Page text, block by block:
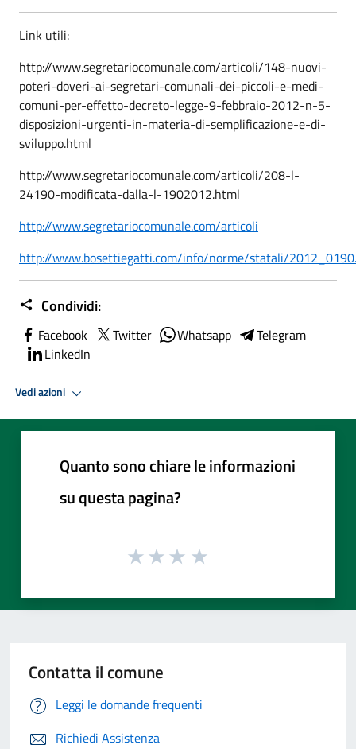
Link utili:
http://www.segretariocomunale.com/articoli/148-nuovi-
poteri-doveri-ai-segretari-comunali-dei-piccoli-e-medi-
comuni-per-effetto-decreto-legge-9-febbraio-2012-n-5-
disposizioni-urgenti-in-materia-di-semplificazione-e-di-
sviluppo.html
http://www.segretariocomunale.com/articoli/208-l-
24190-modificata-dalla-l-1902012.html
http://www.segretariocomunale.com/articoli
http://www.bosettiegatti.com/info/norme/statali/
Condividi:
Facebook Twitter Whatsapp
Telegram
LinkedIn
Vedi azioni
Quanto sono chiare le informazioni
su questa pagina?
Contatta il comune
Leggi le domande frequenti
Richiedi Assistenza